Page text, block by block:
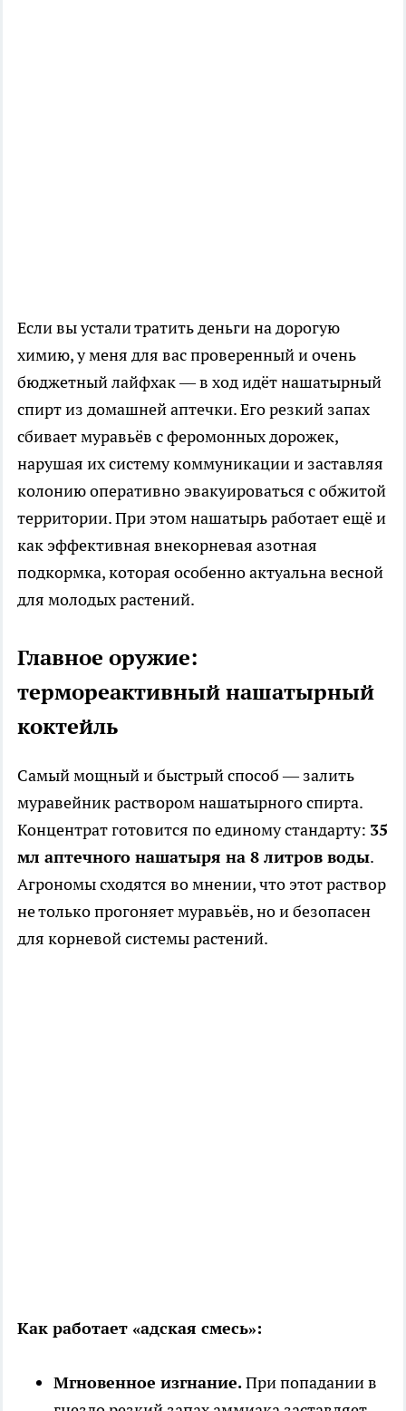
Если вы устали тратить деньги на дорогую
химию, у меня для вас проверенный и очень
бюджетный лайфхак — в ход идёт нашатырный
спирт из домашней аптечки. Его резкий запах
сбивает муравьёв с феромонных дорожек,
нарушая их систему коммуникации и заставляя
колонию оперативно эвакуироваться с обжитой
территории. При этом нашатырь работает ещё и
как эффективная внекорневая азотная
подкормка, которая особенно актуальна весной
для молодых растений.
Главное оружие:
термореактивный нашатырный
коктейль
Самый мощный и быстрый способ — залить
муравейник раствором нашатырного спирта.
Концентрат готовится по единому стандарту: 35
мл аптечного нашатыря на 8 литров воды.
Агрономы сходятся во мнении, что этот раствор
не только прогоняет муравьёв, но и безопасен
для корневой системы растений.
Как работает «адская смесь»:
Мгновенное изгнание.При попадании в